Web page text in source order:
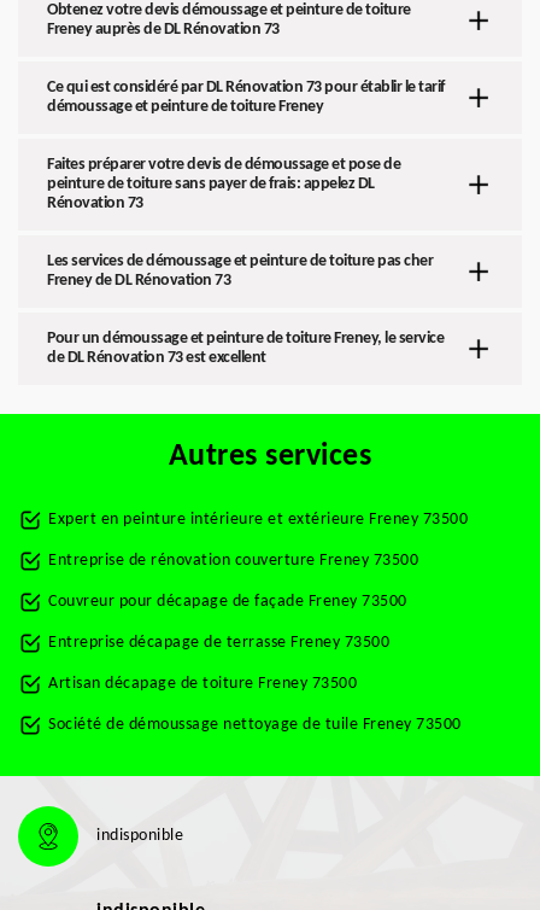
Obtenez votre devis démoussage et peinture de toiture
Freney auprès de DL Rénovation 73
Ce qui est considéré par DL Rénovation 73 pour établir le tarif
démoussage et peinture de toiture Freney
Faites préparer votre devis de démoussage et pose de
peinture de toiture sans payer de frais: appelez DL
Rénovation 73
Les services de démoussage et peinture de toiture pas cher
Freney de DL Rénovation 73
Pour un démoussage et peinture de toiture Freney, le service
de DL Rénovation 73 est excellent
Autres services
Expert en peinture intérieure et extérieure Freney 73500
Entreprise de rénovation couverture Freney 73500
Couvreur pour décapage de façade Freney 73500
Entreprise décapage de terrasse Freney 73500
Artisan décapage de toiture Freney 73500
Société de démoussage nettoyage de tuile Freney 73500
indisponible